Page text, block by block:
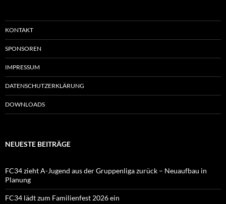
KONTAKT
SPONSOREN
IMPRESSUM
DATENSCHUTZERKLÄRUNG
DOWNLOADS
NEUESTE BEITRÄGE
FC34 zieht A-Jugend aus der Gruppenliga zurück – Neuaufbau in
Planung
FC34 lädt zum Familienfest 2026 ein